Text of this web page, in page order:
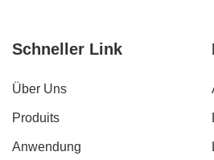
Schneller Link
Über Uns
Produits
Anwendung